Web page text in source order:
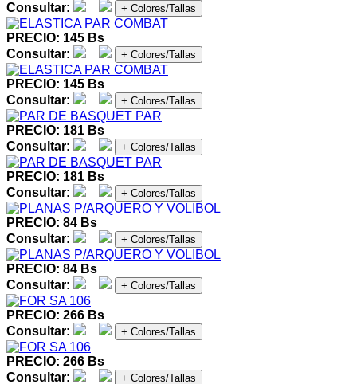
Consultar:
+ Colores/Tallas
PRECIO: 145 Bs
Consultar:
+ Colores/Tallas
PRECIO: 145 Bs
Consultar:
+ Colores/Tallas
PRECIO: 181 Bs
Consultar:
+ Colores/Tallas
PRECIO: 181 Bs
Consultar:
+ Colores/Tallas
PRECIO: 84 Bs
Consultar:
+ Colores/Tallas
PRECIO: 84 Bs
Consultar:
+ Colores/Tallas
PRECIO: 266 Bs
Consultar:
+ Colores/Tallas
PRECIO: 266 Bs
Consultar:
+ Colores/Tallas